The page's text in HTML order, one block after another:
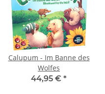
Calupum - Im Banne des
Wolfes
44,95 € *